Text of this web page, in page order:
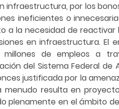
infraestructura, por los
ineficientes o
a la necesidad de
en infraestructura. El
millones de empleos a
del Sistema Federal de
justificada por la
resulta en
plenamente en el ámbito